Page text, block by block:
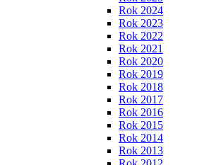
Rok 2024
Rok 2023
Rok 2022
Rok 2021
Rok 2020
Rok 2019
Rok 2018
Rok 2017
Rok 2016
Rok 2015
Rok 2014
Rok 2013